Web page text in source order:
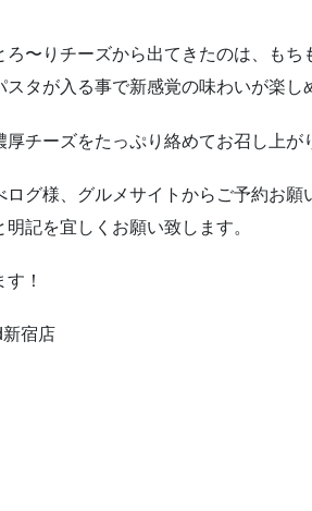
ろ〜りチーズから出てきたのは、も
タが入る事で新感覚の味わいが楽し
チーズをたっぷり絡めてお召し上が
ログ様、グルメサイトからご予約お
記を宜しくお願い致します。
！
宿店